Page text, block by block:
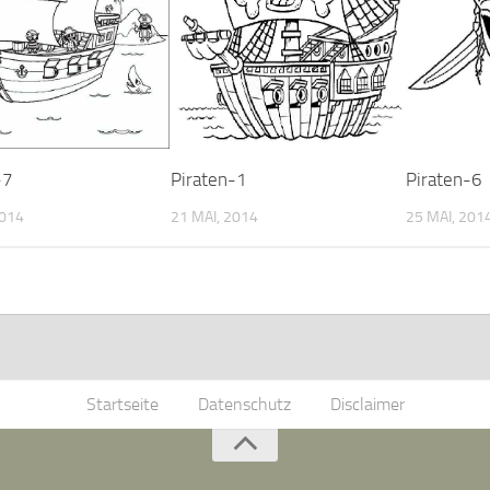
Piraten-1
21 MAI, 2014
Piraten-6
25 MAI,
Startseite Datenschutz Disclaimer